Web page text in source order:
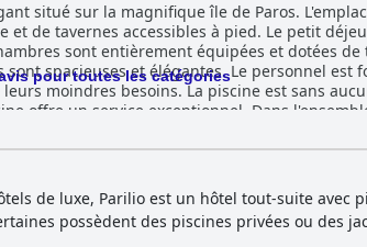
situé sur la magnifique île de Paros.
de tavernes accessibles à pied. Le petit
sont entièrement équipées et dotées de
spacieuses et élégantes. Le personnel est
moindres besoins. La piscine est sans
offre un service exceptionnel. Dans
les attentes de nombreux clients.
pour toutes les catégories
de luxe, Parilio est un hôtel tout-suite avec
possèdent des piscines privées ou des